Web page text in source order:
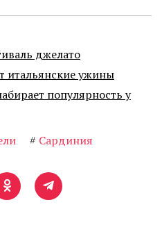
джелато
итальянские ужины
популярность у
# Сардиния